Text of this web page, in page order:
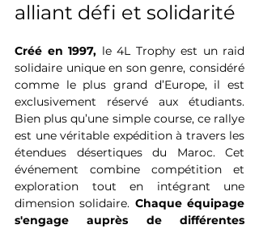
alliant défi et solidarité
Créé en 1997, le 4L Trophy est un raid
solidaire unique en son genre, considéré
comme le plus grand d’Europe, il est
exclusivement réservé aux étudiants.
Bien plus qu’une simple course, ce rallye
est une véritable expédition à travers les
étendues désertiques du Maroc. Cet
événement combine compétition et
exploration tout en intégrant une
dimension solidaire. Chaque équipage
s'engage auprès de différentes